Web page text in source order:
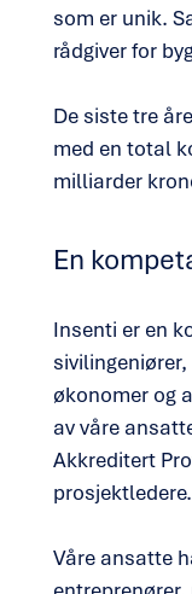
som er unik.
rådgiver for
De siste tre
med en total
milliarder
En
Insenti er en
økonomer og
av våre
Akkreditert
prosjektledere.
Våre ansatte